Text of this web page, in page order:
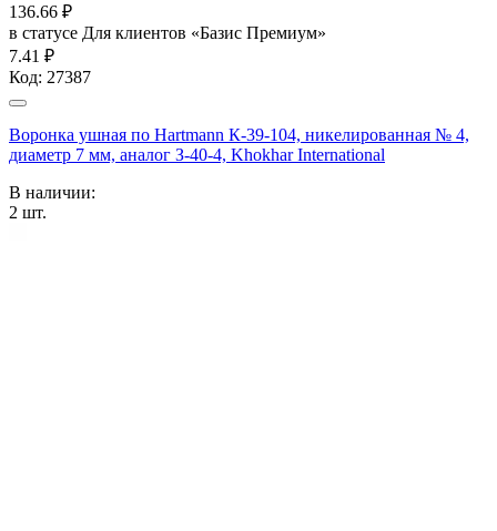
136.66 ₽
в статусе Для клиентов «Базис Премиум»
7.41 ₽
Код: 27387
Воронка ушная по Hartmann К-39-104, никелированная № 4,
диаметр 7 мм, аналог З-40-4, Khokhar International
В наличии:
2 шт.